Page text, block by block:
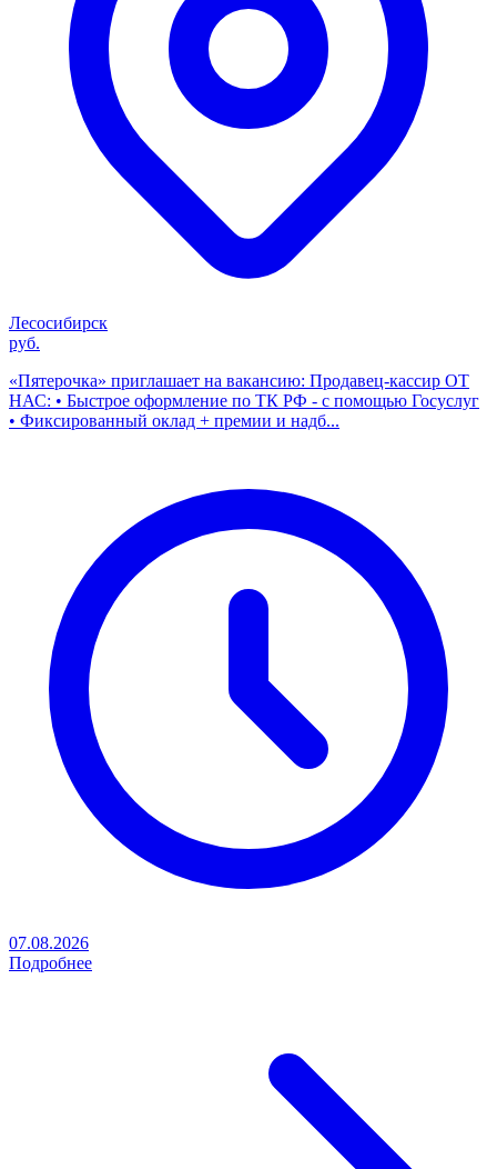
Лесосибирск
руб.
«Пятерочка» приглашает на вакансию: Продавец-кассир ОТ
НАС: • Быстрое оформление по ТК РФ - с помощью Госуслуг
• Фиксированный оклад + премии и надб...
07.08.2026
Подробнее